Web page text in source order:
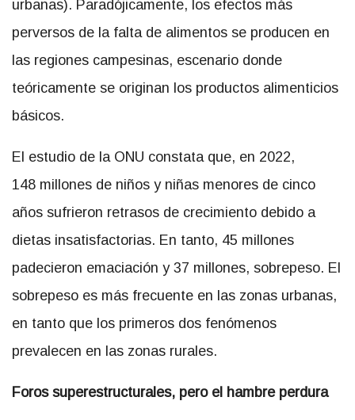
urbanas). Paradójicamente, los efectos más
perversos de la falta de alimentos se producen en
las regiones campesinas, escenario donde
teóricamente se originan los productos alimenticios
básicos.
El estudio de la ONU constata que, en 2022,
148 millones de niños y niñas menores de cinco
años sufrieron retrasos de crecimiento debido a
dietas insatisfactorias. En tanto, 45 millones
padecieron emaciación y 37 millones, sobrepeso. El
sobrepeso es más frecuente en las zonas urbanas,
en tanto que los primeros dos fenómenos
prevalecen en las zonas rurales.
Foros superestructurales, pero el hambre perdura